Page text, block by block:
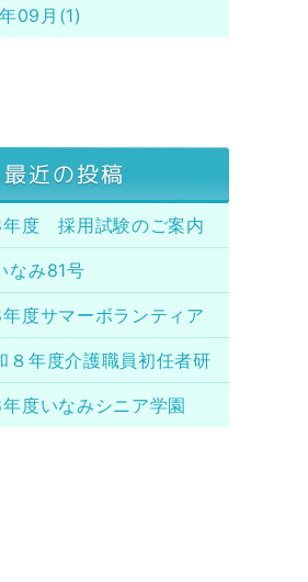
09月(1)
最近の投稿
度 採用試験のご案内
なみ81号
度サマーボランティア
ル開催のお知らせ
８年度介護職員初任者研
」定員の変更について
度いなみシニア学園